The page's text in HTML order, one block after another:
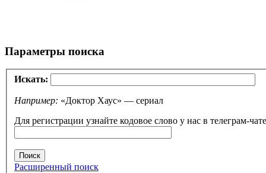
Параметры поиска
Искать:
Например: «Доктор Хаус» — сериал
Для регистрации узнайте кодовое слово у нас в телеграм-
Расширенный поиск